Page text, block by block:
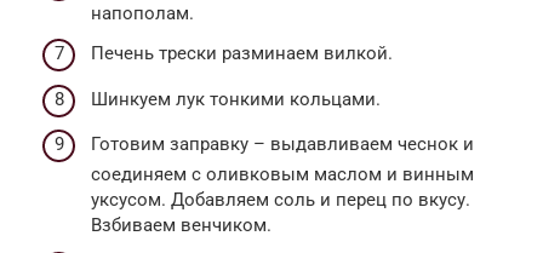
напополам.
Печень трески разминаем вилкой.
Шинкуем лук тонкими кольцами.
Готовим заправку – выдавливаем чеснок и
соединяем с оливковым маслом и винным
уксусом. Добавляем соль и перец по вкусу.
Взбиваем венчиком.